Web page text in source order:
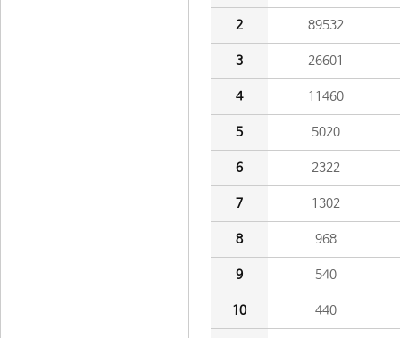
2 89532
3 26601
4 11460
5 5020
6 2322
7 1302
8 968
9 540
10 440